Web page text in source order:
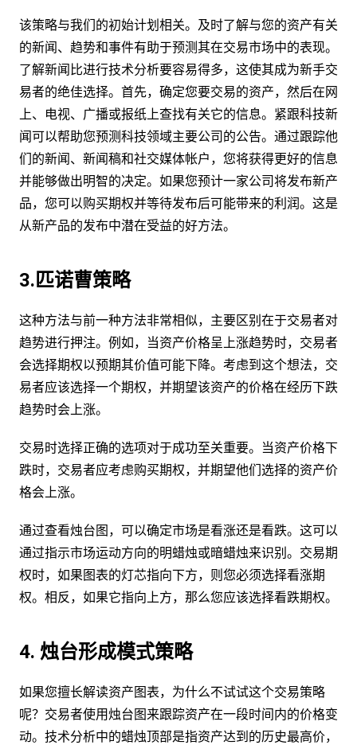
该策略与我们的初始计划相关。及时了解与您的资产有关
的新闻、趋势和事件有助于预测其在交易市场中的表现。
了解新闻比进行技术分析要容易得多，这使其成为新手交
易者的绝佳选择。首先，确定您要交易的资产，然后在网
上、电视、广播或报纸上查找有关它的信息。紧跟科技新
闻可以帮助您预测科技领域主要公司的公告。通过跟踪他
们的新闻、新闻稿和社交媒体帐户，您将获得更好的信息
并能够做出明智的决定。如果您预计一家公司将发布新产
品，您可以购买期权并等待发布后可能带来的利润。这是
从新产品的发布中潜在受益的好方法。
3.匹诺曹策略
这种方法与前一种方法非常相似，主要区别在于交易者对
趋势进行押注。例如，当资产价格呈上涨趋势时，交易者
会选择期权以预期其价值可能下降。考虑到这个想法，交
易者应该选择一个期权，并期望该资产的价格在经历下跌
趋势时会上涨。
交易时选择正确的选项对于成功至关重要。当资产价格下
跌时，交易者应考虑购买期权，并期望他们选择的资产价
格会上涨。
通过查看烛台图，可以确定市场是看涨还是看跌。这可以
通过指示市场运动方向的明蜡烛或暗蜡烛来识别。交易期
权时，如果图表的灯芯指向下方，则您必须选择看涨期
权。相反，如果它指向上方，那么您应该选择看跌期权。
4. 烛台形成模式策略
如果您擅长解读资产图表，为什么不试试这个交易策略
呢？交易者使用烛台图来跟踪资产在一段时间内的价格变
动。技术分析中的蜡烛顶部是指资产达到的历史最高价，